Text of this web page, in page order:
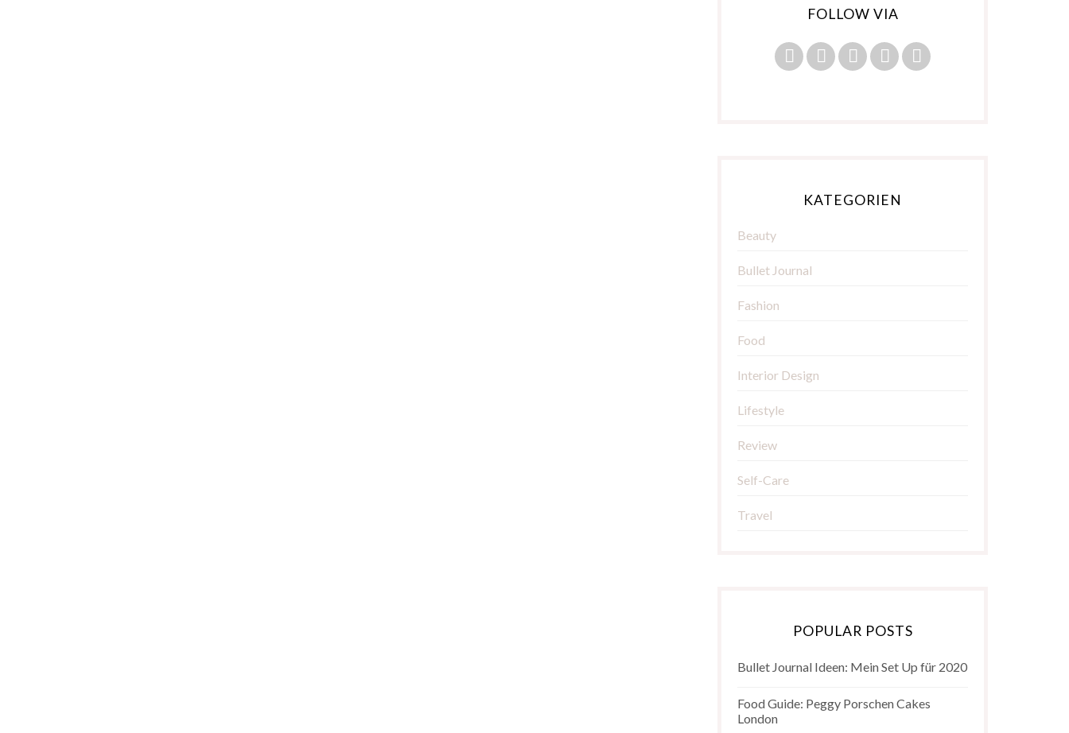
FOLLOW VIA
KATEGORIEN
Beauty
Bullet Journal
Fashion
Food
Interior Design
Lifestyle
Review
Self-Care
Travel
POPULAR POSTS
Bullet Journal Ideen: Mein Set Up für 2020
Food Guide: Peggy Porschen Cakes
London